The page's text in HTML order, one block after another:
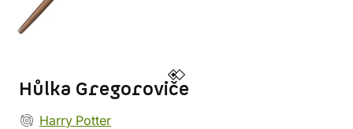
Hůlka Gregoroviče
Harry Potter